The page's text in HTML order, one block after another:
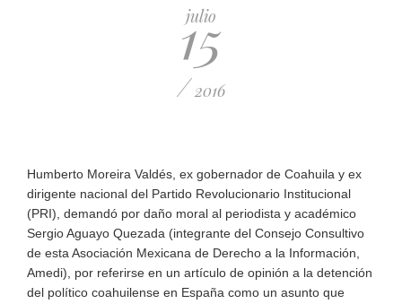
julio
15
/ 2016
Humberto Moreira Valdés, ex gobernador de Coahuila y ex
dirigente nacional del Partido Revolucionario Institucional
(PRI), demandó por daño moral al periodista y académico
Sergio Aguayo Quezada (integrante del Consejo Consultivo
de esta Asociación Mexicana de Derecho a la Información,
Amedi), por referirse en un artículo de opinión a la detención
del político coahuilense en España como un asunto que